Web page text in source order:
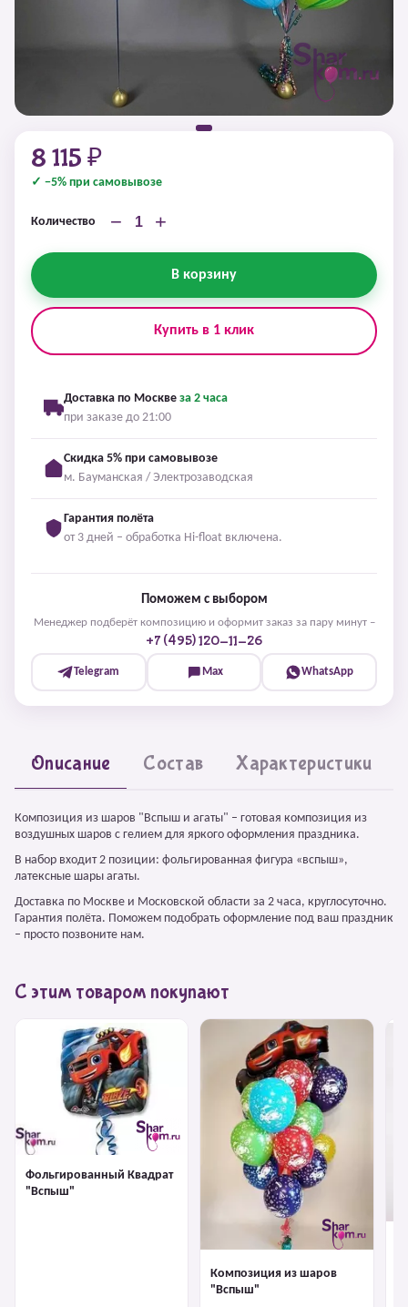
8 115 ₽
✓ −5% при самовывозе
Количество − +
В корзину
Купить в 1 клик
Доставка по Москве за 2 часа
при заказе до 21:00
Скидка 5% при самовывозе
м. Бауманская / Электрозаводская
Гарантия полёта
от 3 дней – обработка Hi-float включена.
Поможем с выбором
Менеджер подберёт композицию и оформит заказ за пару минут –
+7 (495) 120-11-26
Telegram Max WhatsApp
Описание Состав Характеристики
Композиция из шаров "Вспыш и агаты" – готовая композиция из
воздушных шаров с гелием для яркого оформления праздника.
В набор входит 2 позиции: фольгированная фигура «вспыш»,
латексные шары агаты.
Доставка по Москве и Московской области за 2 часа, круглосуточно.
Гарантия полёта. Поможем подобрать оформление под ваш праздник
– просто позвоните нам.
С этим товаром покупают
Фольгированный Квадрат
"Вспыш"
Композиция из шаров
"Вспыш"